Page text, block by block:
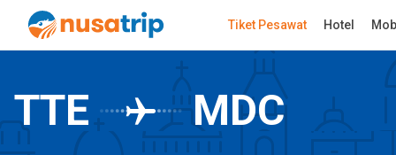
Tiket Pesawat Hotel
TTE MDC